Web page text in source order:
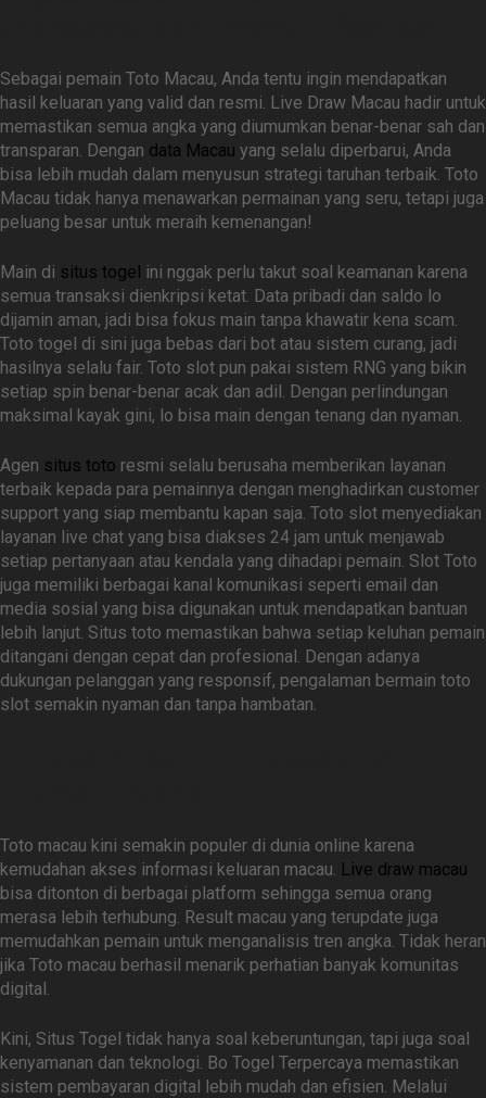
Sebagai pemain Toto Macau, Anda tentu ingin mendapatkan
hasil keluaran yang valid dan resmi. Live Draw Macau hadir untuk
memastikan semua angka yang diumumkan benar-benar sah dan
transparan. Dengan data Macau yang selalu diperbarui, Anda
bisa lebih mudah dalam menyusun strategi taruhan terbaik. Toto
Macau tidak hanya menawarkan permainan yang seru, tetapi juga
peluang besar untuk meraih kemenangan!
Main di situs togel ini nggak perlu takut soal keamanan karena
semua transaksi dienkripsi ketat. Data pribadi dan saldo lo
dijamin aman, jadi bisa fokus main tanpa khawatir kena scam.
Toto togel di sini juga bebas dari bot atau sistem curang, jadi
hasilnya selalu fair. Toto slot pun pakai sistem RNG yang bikin
setiap spin benar-benar acak dan adil. Dengan perlindungan
maksimal kayak gini, lo bisa main dengan tenang dan nyaman.
Agen situs toto resmi selalu berusaha memberikan layanan
terbaik kepada para pemainnya dengan menghadirkan customer
support yang siap membantu kapan saja. Toto slot menyediakan
layanan live chat yang bisa diakses 24 jam untuk menjawab
setiap pertanyaan atau kendala yang dihadapi pemain. Slot Toto
juga memiliki berbagai kanal komunikasi seperti email dan
media sosial yang bisa digunakan untuk mendapatkan bantuan
lebih lanjut. Situs toto memastikan bahwa setiap keluhan pemain
ditangani dengan cepat dan profesional. Dengan adanya
dukungan pelanggan yang responsif, pengalaman bermain toto
slot semakin nyaman dan tanpa hambatan.
Toto macau kini semakin populer di dunia online karena
kemudahan akses informasi keluaran macau. Live draw macau
bisa ditonton di berbagai platform sehingga semua orang
merasa lebih terhubung. Result macau yang terupdate juga
memudahkan pemain untuk menganalisis tren angka. Tidak heran
jika Toto macau berhasil menarik perhatian banyak komunitas
digital.
Kini, Situs Togel tidak hanya soal keberuntungan, tapi juga soal
kenyamanan dan teknologi. Bo Togel Terpercaya memastikan
sistem pembayaran digital lebih mudah dan efisien. Melalui